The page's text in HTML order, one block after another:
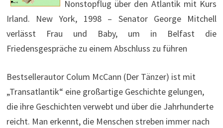
Nonstopflug über den Atlantik mit Kurs
Irland. New York, 1998 – Senator George Mitchell
verlässt Frau und Baby, um in Belfast die
Friedensgespräche zu einem Abschluss zu führen
Bestsellerautor Colum McCann (Der Tänzer) ist mit
„Transatlantik“ eine großartige Geschichte gelungen,
die ihre Geschichten verwebt und über die Jahrhunderte
reicht. Man erkennt, die Menschen streben immer nach